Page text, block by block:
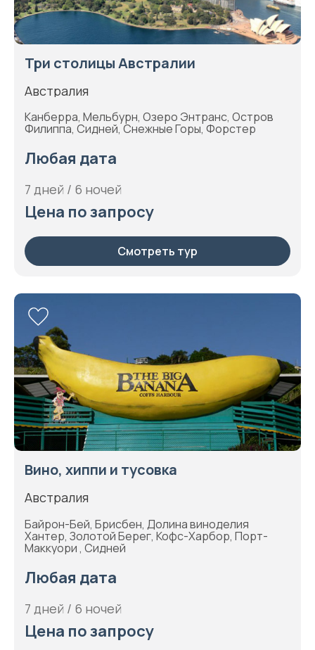
Три столицы Австралии
Австралия
Канберра, Мельбурн, Озеро Энтранс, Остров
Филиппа, Сидней, Снежные Горы, Форстер
Любая дата
7 дней / 6 ночей
Цена по запросу
Смотреть тур
Вино, хиппи и тусовка
Австралия
Байрон-Бей, Брисбен, Долина виноделия
Хантер, Золотой Берег, Кофс-Харбор, Порт-
Маккуори , Сидней
Любая дата
7 дней / 6 ночей
Цена по запросу